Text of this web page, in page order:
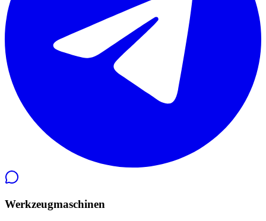
Werkzeugmaschinen